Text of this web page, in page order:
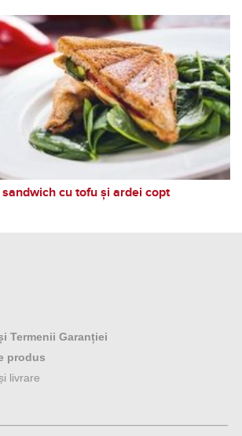
sandwich cu tofu și ardei copt
Termenii Garanției
produs
livrare